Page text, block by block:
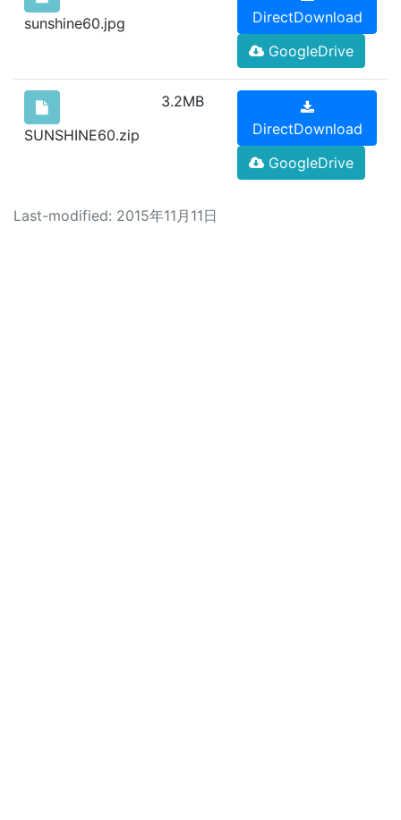
sunshine60.jpg
DirectDownload
GoogleDrive
SUNSHINE60.zip
3.2MB
DirectDownload
GoogleDrive
Last-modified: 2015年11月11日